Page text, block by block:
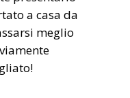
a casa da
meglio